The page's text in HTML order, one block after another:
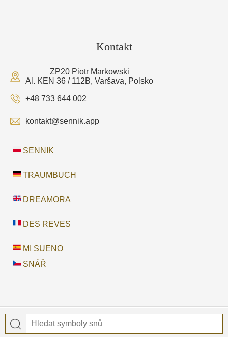
Kontakt
ZP20 Piotr Markowski
Al. KEN 36 / 112B, Varšava, Polsko
+48 733 644 002
kontakt@sennik.app
SENNIK
TRAUMBUCH
DREAMORA
DES REVES
MI SUENO
SNÁŘ
© 2026 Snář